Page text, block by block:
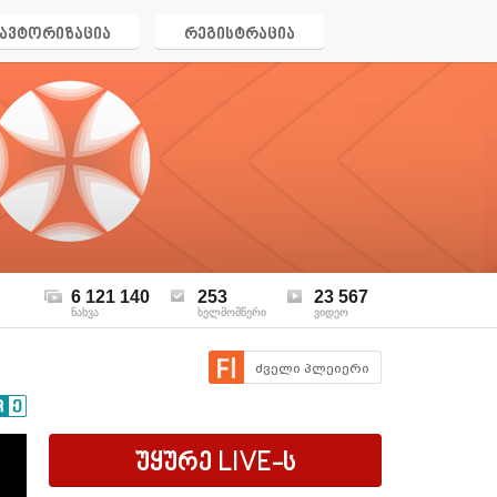
ავტორიზაცია რეგისტრაცია
6 121 140
ნახვა
253
ხელმომწერი
23 567
ვიდეო
ძველი პლეიერი
უყურე LIVE-ს